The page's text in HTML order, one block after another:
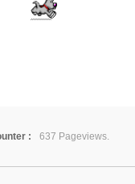
:
637 Pageviews.